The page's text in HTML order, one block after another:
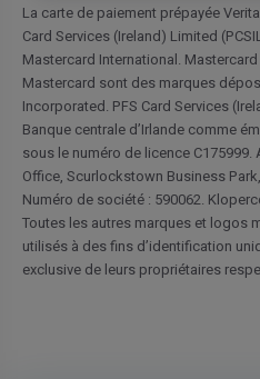
La carte de paiement prépayée
Card Services (Ireland) Limited
Mastercard International.
Mastercard sont des marques
Incorporated. PFS Card Services
Banque centrale d’Irlande comme
sous le numéro de licence C175999.
Office, Scurlockstown Business
Numéro de société : 590062.
Toutes les autres marques et logos
utilisés à des fins d’identification
exclusive de leurs propriétaires